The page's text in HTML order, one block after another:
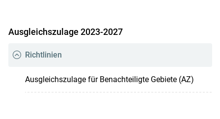
Ausgleichszulage 2023-2027
Richtlinien
Ausgleichszulage für Benachteiligte Gebiete (AZ)